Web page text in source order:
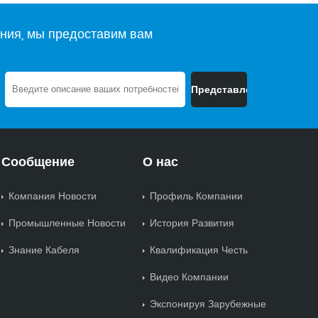
мы предоставим вам
Сообщение
Компания Новости
Промышленные Новости
Знание Кабеля
О нас
Профиль Компании
История Развития
Квалификация Честь
Видео Компании
Экспонируя Зарубежные